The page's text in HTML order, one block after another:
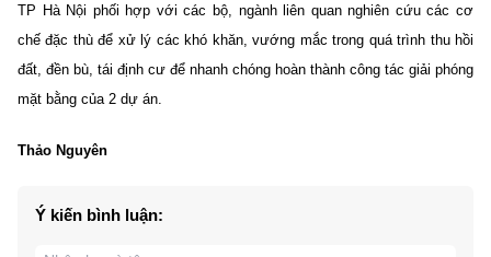
TP Hà Nội phối hợp với các bộ, ngành liên quan nghiên cứu các cơ
chế đặc thù để xử lý các khó khăn, vướng mắc trong quá trình thu hồi
đất, đền bù, tái định cư để nhanh chóng hoàn thành công tác giải phóng
mặt bằng của 2 dự án.
Thảo Nguyên
Ý kiến bình luận: